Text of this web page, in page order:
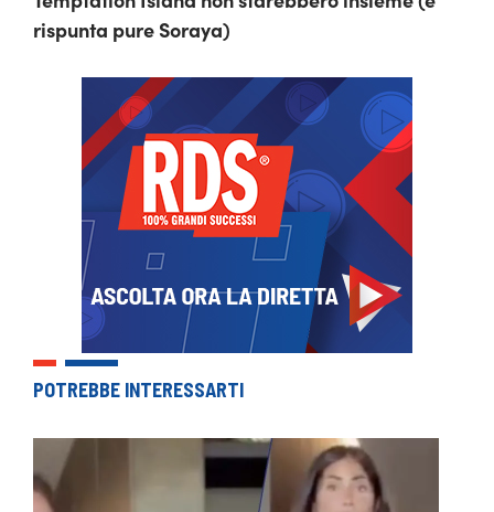
rispunta pure Soraya)
POTREBBE INTERESSARTI